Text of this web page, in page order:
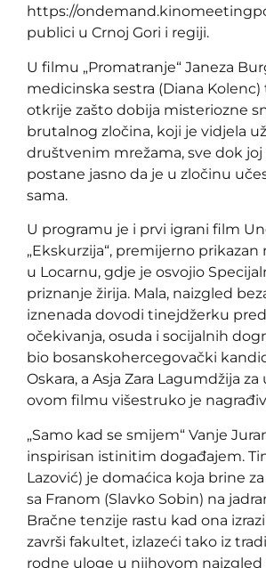
https://
publici u Crnoj Gori i regiji.
U filmu „Promatranje“ Janeza
medicinska sestra (Diana Kolenc)
otkrije zašto dobija misteriozne
brutalnog zločina, koji je vidjela
društvenim mrežama, sve dok joj
postane jasno da je u zločinu
sama.
U programu je i prvi igrani film
„Ekskurzija“, premijerno prikazan
u Locarnu, gdje je osvojio
priznanje žirija. Mala, naizgled
iznenada dovodi tinejdžerku
očekivanja, osuda i socijalnih
bio bosanskohercegovački
Oskara, a Asja Zara Lagumdžija
ovom filmu višestruko je
„Samo kad se smijem“ Vanje
inspirisan istinitim događajem.
Lazović) je domaćica koja brine
sa Franom (Slavko Sobin) na
Bračne tenzije rastu kad ona
završi fakultet, izlazeći tako iz
rodne uloge u njihovom naizgled